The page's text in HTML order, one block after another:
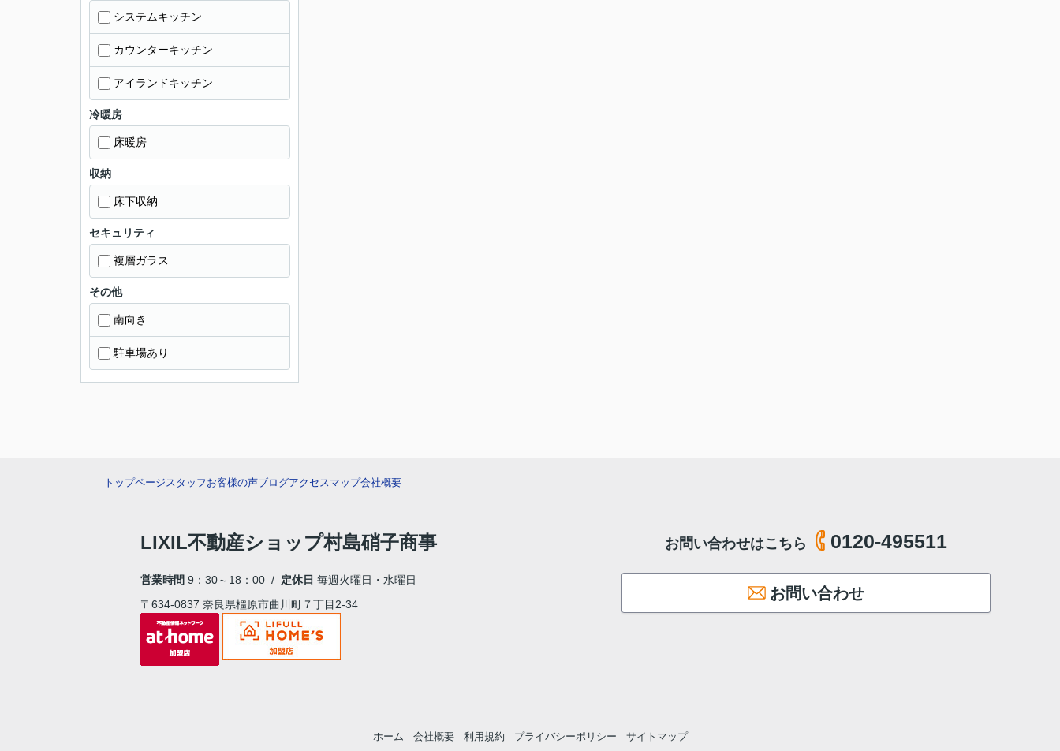
システムキッチン
カウンターキッチン
アイランドキッチン
冷暖房
床暖房
収納
床下収納
セキュリティ
複層ガラス
その他
南向き
駐車場あり
トップページスタッフお客様の声ブログアクセスマップ会社概要
LIXIL不動産ショップ村島硝子商事
営業時間 9：30～18：00 / 定休日 毎週火曜日・水曜日
〒634-0837 奈良県橿原市曲川町７丁目2-34
お問い合わせはこちら 0120-495511
お問い合わせ
ホーム 会社概要 利用規約 プライバシーポリシー サイトマップ